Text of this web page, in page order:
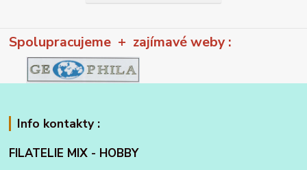
Spolupracujeme + zajímavé weby :
Info kontakty :
FILATELIE MIX - HOBBY